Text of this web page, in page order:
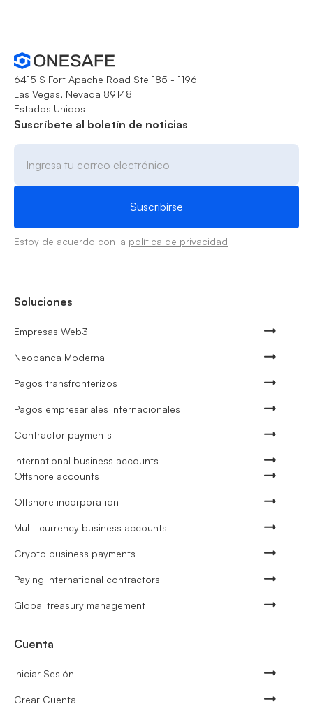
6415 S Fort Apache Road Ste 185 - 1196
Las Vegas, Nevada 89148
Estados Unidos
Suscríbete al boletín de noticias
Estoy de acuerdo con la política de privacidad
Soluciones
Empresas Web3
Neobanca Moderna
Pagos transfronterizos
Pagos empresariales internacionales
Contractor payments
International business accounts
Offshore accounts
Offshore incorporation
Multi-currency business accounts
Crypto business payments
Paying international contractors
Global treasury management
Cuenta
Iniciar Sesión
Crear Cuenta